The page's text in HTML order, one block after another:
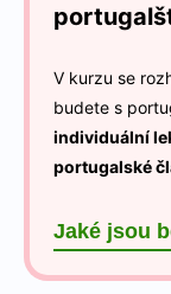
V kurzu se
budete s
individuální
portugalské
Jaké jsou